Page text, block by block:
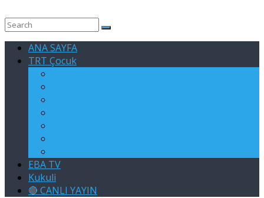
ANA SAYFA
TRT Çocuk
EBA TV
Kukuli
🔴 CANLI YAYIN